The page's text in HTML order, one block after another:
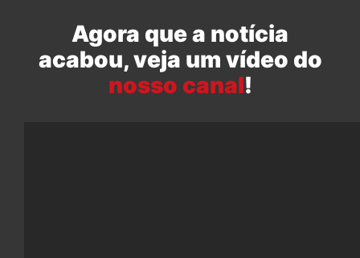
Agora que a notícia
acabou, veja um vídeo do
nosso canal!